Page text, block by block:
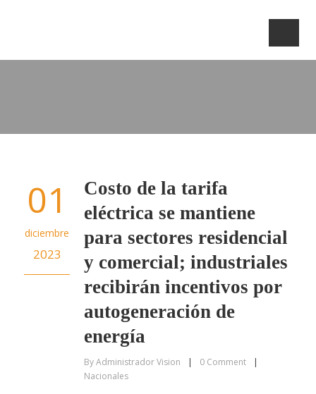
01
diciembre
2023
Costo de la tarifa
eléctrica se mantiene
para sectores residencial
y comercial; industriales
recibirán incentivos por
autogeneración de
energía
ByAdministrador Vision | 0 Comment
|
Nacionales